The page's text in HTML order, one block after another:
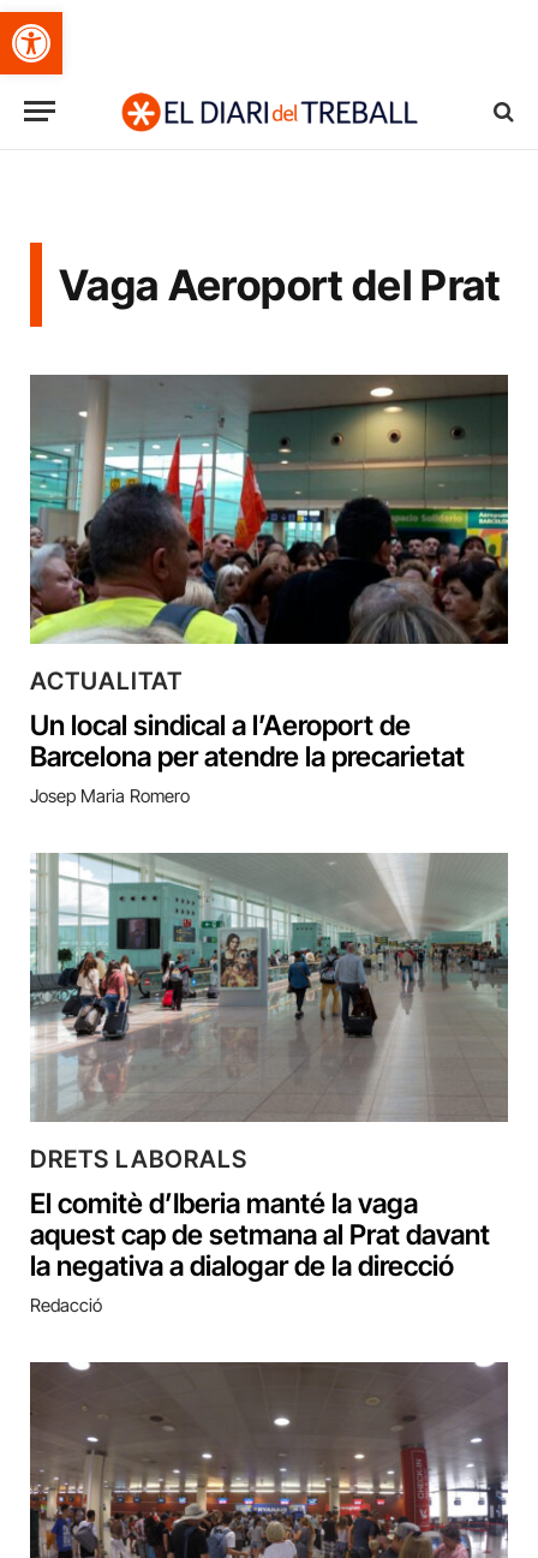
Obre la barra d'eines
Vaga Aeroport del Prat
ACTUALITAT
Un local sindical a l’Aeroport de
Barcelona per atendre la precarietat
Josep Maria Romero
DRETS LABORALS
El comitè d’Iberia manté la vaga
aquest cap de setmana al Prat davant
la negativa a dialogar de la direcció
Redacció